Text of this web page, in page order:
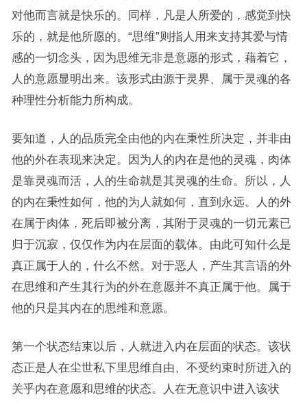
对他而言就是快乐的。同样，凡是人所爱的，感觉到快
乐的，就是他所愿的。“思维”则指人用来支持其爱与情
感的一切念头，因为思维无非是意愿的形式，藉着它，
人的意愿显明出来。该形式由源于灵界、属于灵魂的各
种理性分析能力所构成。
要知道，人的品质完全由他的内在秉性所决定，并非由
他的外在表现来决定。因为人的内在是他的灵魂，肉体
是靠灵魂而活，人的生命就是其灵魂的生命。所以，人
的内在秉性如何，他的为人就如何，直到永远。人的外
在属于肉体，死后即被分离，其附于灵魂的一切元素已
归于沉寂，仅仅作为内在层面的载体。由此可知什么是
真正属于人的，什么不然。对于恶人，产生其言语的外
在思维和产生其行为的外在意愿并不真正属于他。属于
他的只是其内在的思维和意愿。
第一个状态结束以后，人就进入内在层面的状态。该状
态正是人在尘世私下里思维自由、不受约束时所进入的
关乎内在意愿和思维的状态。人在无意识中进入该状